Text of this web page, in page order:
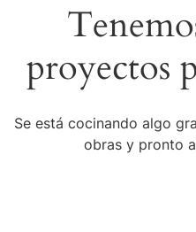
proyectos
Se está cocinando algo
obras y pronto